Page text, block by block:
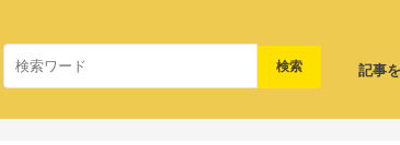
記事